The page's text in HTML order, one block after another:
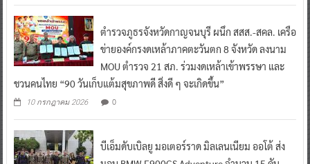
ตำรวจภูธรจังหวัดกาญจนบุรี ผนึก สสส.-สคล. เครือ
ข่ายองค์กรงดเหล้าภาคตะวันตก 8 จังหวัด ลงนาม
MOU ตำรวจ 21 สภ. ร่วมงดเหล้าเข้าพรรษา และ
ชวนคนไทย “90 วันเก็บแต้มสุขภาพดี สิ่งดี ๆ จะเกิดขึ้น”
10 กรกฎาคม 2026 0
บีเอ็มดับเบิลยู มอเตอร์ราด มิลเลนเนียม ออโต้ ส่ง